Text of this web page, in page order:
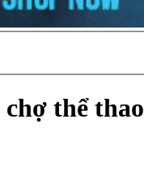
thể thao